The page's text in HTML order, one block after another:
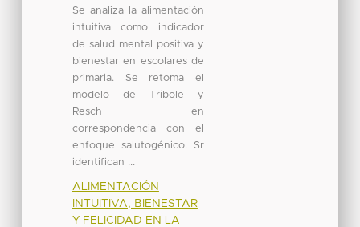
Se analiza la alimentación
intuitiva como indicador
de salud mental positiva y
bienestar en escolares de
primaria. Se retoma el
modelo de Tribole y
Resch en
correspondencia con el
enfoque salutogénico. Sr
identifican ...
ALIMENTACIÓN
INTUITIVA, BIENESTAR
Y FELICIDAD EN LA